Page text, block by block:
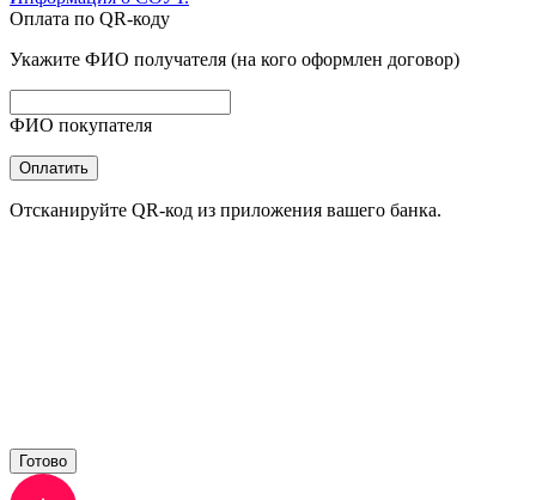
Оплата по QR-коду
Укажите ФИО получателя (на кого оформлен договор)
ФИО покупателя
Оплатить
Отсканируйте QR-код из приложения вашего банка.
Готово